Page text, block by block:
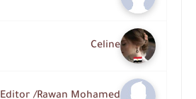
Celine
Editor /Rawan Mohamed